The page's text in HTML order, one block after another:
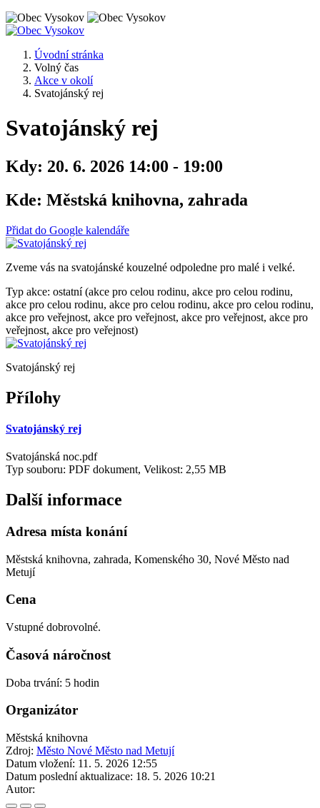
Úvodní stránka
Volný čas
Akce v okolí
Svatojánský rej
Svatojánský rej
Kdy: 20. 6. 2026 14:00 - 19:00
Kde: Městská knihovna, zahrada
Přidat do Google kalendáře
Zveme vás na svatojánské kouzelné odpoledne pro malé i velké.
Typ akce: ostatní (akce pro celou rodinu, akce pro celou rodinu,
akce pro celou rodinu, akce pro celou rodinu, akce pro celou rodinu,
akce pro veřejnost, akce pro veřejnost, akce pro veřejnost, akce pro
veřejnost, akce pro veřejnost)
Svatojánský rej
Přílohy
Svatojánský rej
Svatojánská noc.pdf
Typ souboru: PDF dokument, Velikost: 2,55 MB
Další informace
Adresa místa konání
Městská knihovna, zahrada, Komenského 30, Nové Město nad
Metují
Cena
Vstupné dobrovolné.
Časová náročnost
Doba trvání: 5 hodin
Organizátor
Městská knihovna
Zdroj: Město Nové Město nad Metují
Datum vložení: 11. 5. 2026 12:55
Datum poslední aktualizace: 18. 5. 2026 10:21
Autor: